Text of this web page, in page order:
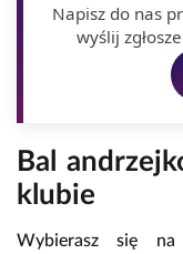
Napisz do nas
wyślij
Bal
klubie
Wybierasz się